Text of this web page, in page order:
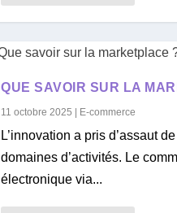
QUE SAVOIR SUR LA
11 octobre 2025 E-commerce
L’innovation a pris d’assaut
domaines d’activités. Le
électronique via...